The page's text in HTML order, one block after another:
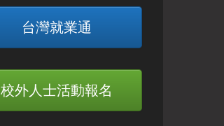
台灣就業通
校外人士活動報名